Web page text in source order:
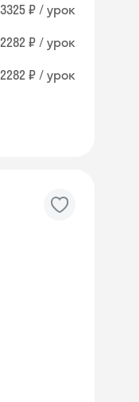
₽ / урок
₽ / урок
₽ / урок